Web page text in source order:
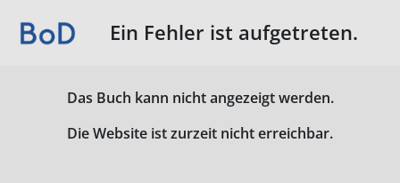
Ein Fehler ist aufgetreten.
Das Buch kann nicht angezeigt werden.
Die Website ist zurzeit nicht erreichbar.